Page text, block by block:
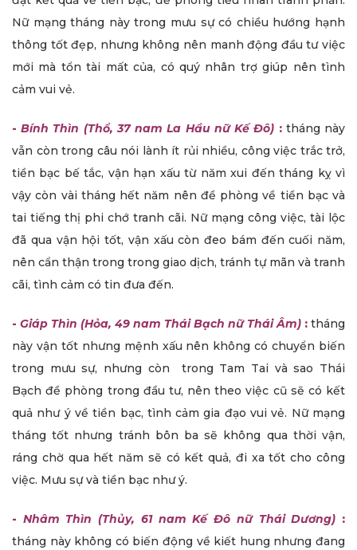
Nữ mạng tháng này trong mưu sự có chiều hướng hạnh
thông tốt đẹp, nhưng không nên manh động đầu tư việc
mới mà tổn tài mất của, có quý nhân trợ giúp nên tình
cảm vui vẻ.
-Bính Thìn (Thổ, 37 nam La Hầu nữ Kế Đô) : tháng này
vẫn còn trong câu nói lành ít rủi nhiều, công việc trắc trở,
tiền bạc bế tắc, vận hạn xấu từ năm xui đến tháng kỵ vì
vậy còn vài tháng hết năm nên đề phòng về tiền bạc và
tai tiếng thị phi chớ tranh cãi. Nữ mạng công việc, tài lộc
đã qua vận hội tốt, vận xấu còn đeo bám đến cuối năm,
nên cẩn thận trong trong giao dịch, tránh tự mãn và tranh
cãi, tình cảm có tin đưa đến.
- Giáp Thìn (Hỏa, 49 nam Thái Bạch nữ Thái Âm) : tháng
này vận tốt nhưng mệnh xấu nên không có chuyển biến
trong mưu sự, nhưng còn trong Tam Tai và sao Thái
Bạch đề phòng trong đầu tư, nên theo việc cũ sẽ có kết
quả như ý về tiền bạc, tình cảm gia đạo vui vẻ. Nữ mạng
tháng tốt nhưng tránh bôn ba sẽ không qua thời vận,
ráng chờ qua hết năm sẽ có kết quả, đi xa tốt cho công
việc. Mưu sự và tiền bạc như ý.
- Nhâm Thìn (Thủy, 61 nam Kế Đô nữ Thái Dương) :
tháng này không có biến động về kiết hung nhưng đang